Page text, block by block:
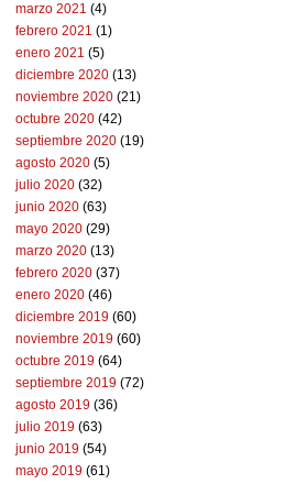
marzo 2021 (4)
febrero 2021 (1)
enero 2021 (5)
diciembre 2020 (13)
noviembre 2020 (21)
octubre 2020 (42)
septiembre 2020 (19)
agosto 2020 (5)
julio 2020 (32)
junio 2020 (63)
mayo 2020 (29)
marzo 2020 (13)
febrero 2020 (37)
enero 2020 (46)
diciembre 2019 (60)
noviembre 2019 (60)
octubre 2019 (64)
septiembre 2019 (72)
agosto 2019 (36)
julio 2019 (63)
junio 2019 (54)
mayo 2019 (61)